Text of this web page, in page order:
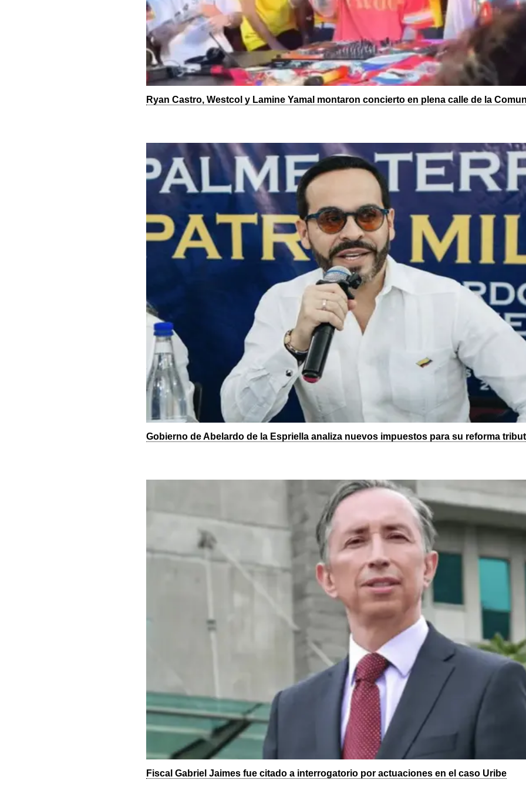
Ryan Castro, Westcol y Lamine Yamal montaron concierto en plena calle de la
Gobierno de Abelardo de la Espriella analiza nuevos impuestos para su reforma
Fiscal Gabriel Jaimes fue citado a interrogatorio por actuaciones en el caso Uribe